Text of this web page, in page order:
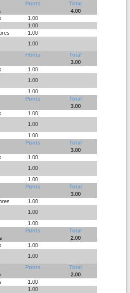
Punts
Total
4.00
1.00
1.00
1.00
1.00
Punts
Total
3.00
1.00
1.00
1.00
Punts
Total
3.00
1.00
1.00
1.00
Punts
Total
3.00
1.00
1.00
1.00
Punts
Total
3.00
1.00
1.00
1.00
Punts
Total
2.00
1.00
1.00
Punts
Total
2.00
1.00
1.00